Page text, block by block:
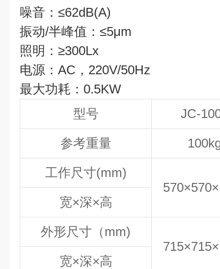
噪音：≤62dB(A)
振动/半峰值：≤5μm
照明：≥300Lx
电源：AC，220V/50Hz
最大功耗：0.5KW
型号
JC-
参考重量
工作尺寸(mm)
宽×深×高
外形尺寸（mm)
宽×深×高